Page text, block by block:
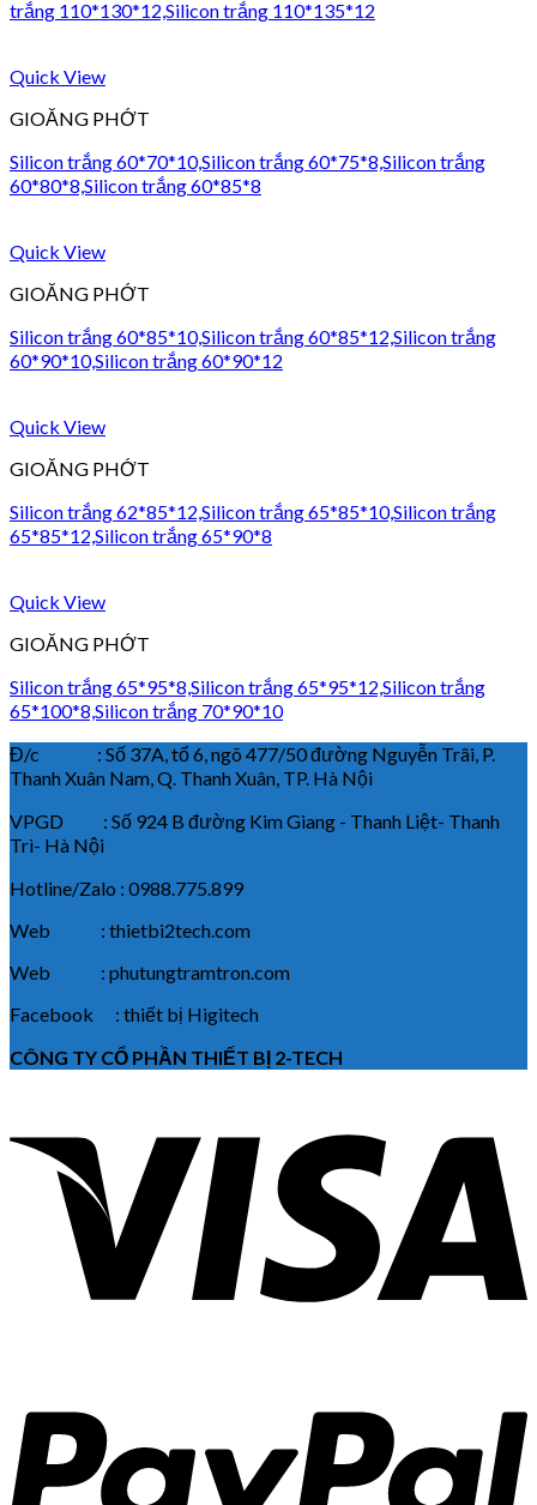
trắng 110*130*12,Silicon trắng 110*135*12
Quick View
GIOĂNG PHỚT
Silicon trắng 60*70*10,Silicon trắng 60*75*8,Silicon trắng
60*80*8,Silicon trắng 60*85*8
Quick View
GIOĂNG PHỚT
Silicon trắng 60*85*10,Silicon trắng 60*85*12,Silicon trắng
60*90*10,Silicon trắng 60*90*12
Quick View
GIOĂNG PHỚT
Silicon trắng 62*85*12,Silicon trắng 65*85*10,Silicon trắng
65*85*12,Silicon trắng 65*90*8
Quick View
GIOĂNG PHỚT
Silicon trắng 65*95*8,Silicon trắng 65*95*12,Silicon trắng
65*100*8,Silicon trắng 70*90*10
Đ/c : Số 37A, tổ 6, ngõ 477/50 đường Nguyễn Trãi, P.
Thanh Xuân Nam, Q. Thanh Xuân, TP. Hà Nội
VPGD : Số 924 B đường Kim Giang - Thanh Liệt- Thanh
Trì- Hà Nội
Hotline/Zalo : 0988.775.899
Web : thietbi2tech.com
Web : phutungtramtron.com
Facebook : thiết bị Higitech
CÔNG TY CỔ PHẦN THIẾT BỊ 2-TECH